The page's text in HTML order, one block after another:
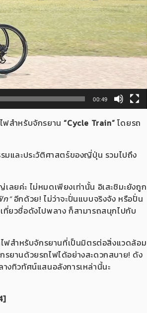
00:49
ฟสำหรับจักรยาน“Cycle Train” โดยรถ
และประวัติศาสตร์ของญี่ปุ่น รวมไปถึง
ยค่ะ ไม่หมดเพียงเท่านั้น อิเสะชิมะยังถูก
ก”อีกด้วย! ไม่ว่าจะปั่นแบบจริงจัง หรือปั่น
ยวชื่อดังไปพลาง ก็สามารถสนุกไปกับ
ไฟสำหรับจักรยานที่เป็นมิตรต่อสิ่งแวดล้อม
รยานด้วยรถไฟได้อย่างสะดวกสบาย! ดัง
งทิวทัศน์แสนอลังการเหล่านี้นะ